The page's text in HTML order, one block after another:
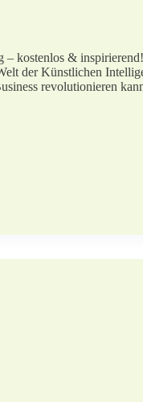
kostenlos &
der Künstlichen
revolutionieren